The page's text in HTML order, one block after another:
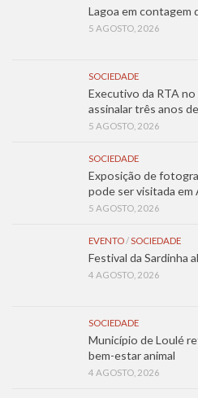
Lagoa em contagem
5 AGOSTO, 2026
SOCIEDADE
Executivo da RTA
assinalar três anos
5 AGOSTO, 2026
SOCIEDADE
Exposição de
pode ser visitada em
5 AGOSTO, 2026
EVENTO / SOCIEDADE
Festival da Sardinha
4 AGOSTO, 2026
SOCIEDADE
Município de Loulé
bem-estar animal
4 AGOSTO, 2026